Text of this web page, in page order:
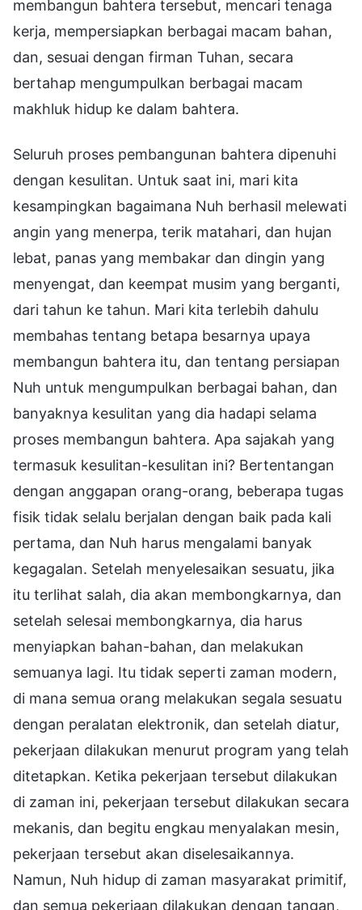
membangun bahtera tersebut, mencari tenaga
kerja, mempersiapkan berbagai macam bahan,
dan, sesuai dengan firman Tuhan, secara
bertahap mengumpulkan berbagai macam
makhluk hidup ke dalam bahtera.
Seluruh proses pembangunan bahtera dipenuhi
dengan kesulitan. Untuk saat ini, mari kita
kesampingkan bagaimana Nuh berhasil melewati
angin yang menerpa, terik matahari, dan hujan
lebat, panas yang membakar dan dingin yang
menyengat, dan keempat musim yang berganti,
dari tahun ke tahun. Mari kita terlebih dahulu
membahas tentang betapa besarnya upaya
membangun bahtera itu, dan tentang persiapan
Nuh untuk mengumpulkan berbagai bahan, dan
banyaknya kesulitan yang dia hadapi selama
proses membangun bahtera. Apa sajakah yang
termasuk kesulitan-kesulitan ini? Bertentangan
dengan anggapan orang-orang, beberapa tugas
fisik tidak selalu berjalan dengan baik pada kali
pertama, dan Nuh harus mengalami banyak
kegagalan. Setelah menyelesaikan sesuatu, jika
itu terlihat salah, dia akan membongkarnya, dan
setelah selesai membongkarnya, dia harus
menyiapkan bahan-bahan, dan melakukan
semuanya lagi. Itu tidak seperti zaman modern,
di mana semua orang melakukan segala sesuatu
dengan peralatan elektronik, dan setelah diatur,
pekerjaan dilakukan menurut program yang telah
ditetapkan. Ketika pekerjaan tersebut dilakukan
di zaman ini, pekerjaan tersebut dilakukan secara
mekanis, dan begitu engkau menyalakan mesin,
pekerjaan tersebut akan diselesaikannya.
Namun, Nuh hidup di zaman masyarakat primitif,
dan semua pekerjaan dilakukan dengan tangan,